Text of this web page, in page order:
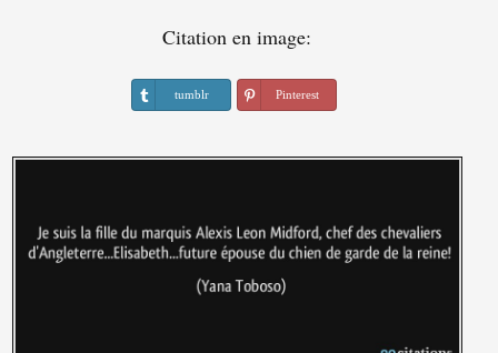
Citation en image:
tumblr Pinterest